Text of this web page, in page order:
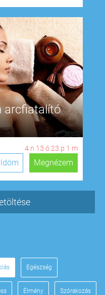
arcfiatalító
4 n 13 ó 23 p 0 m
Megnézem
Egészség
Élmény Szórakozás